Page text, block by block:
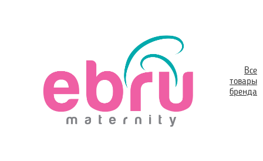
Все
товары
бренда